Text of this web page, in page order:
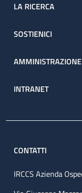
LA RICERCA
SOSTIENICI
INTRANET
CONTATTI
IRCCS Azienda